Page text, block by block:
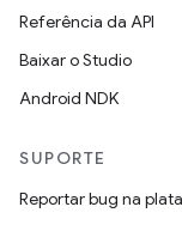
Referência da API
Baixar o Studio
Android NDK
SUPORTE
Reportar bug na